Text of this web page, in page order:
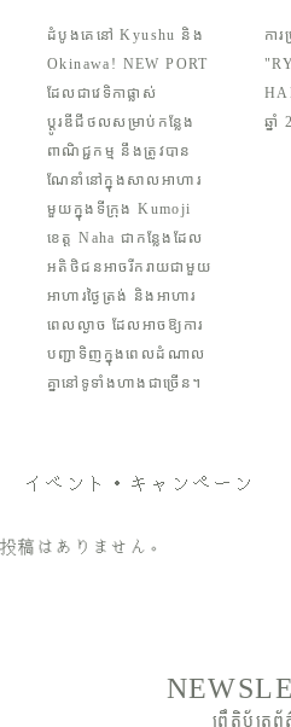
ដំបូងគេនៅ Kyushu និង
Okinawa! NEW PORT
ដែលជាវេទិកាផ្លាស់
ប្តូរឌីជីថលសម្រាប់កន្លែង
ពាណិជ្ជកម្ម នឹងត្រូវបាន
ណែនាំនៅក្នុងសាលអាហារ
មួយក្នុងទីក្រុង Kumoji
ខេត្ត Naha ជាកន្លែងដែល
អតិថិជនអាចរីករាយជាមួយ
អាហារថ្ងៃត្រង់ និងអាហារ
ពេលល្ងាច ដែលអាចឱ្យការ
បញ្ជាទិញក្នុងពេលដំណាល
គ្នានៅទូទាំងហាងជាច្រើន។
កា
ឆ្នាំ
イベント・キャンペーン
投稿はありません。
ព្រឹត្តិប័ត្រព័